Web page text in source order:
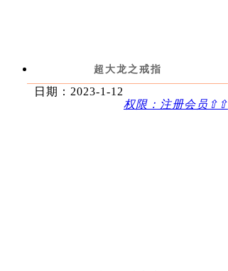
超大龙之戒指
权限：注册会员⇧⇧
日期：2023-1-12